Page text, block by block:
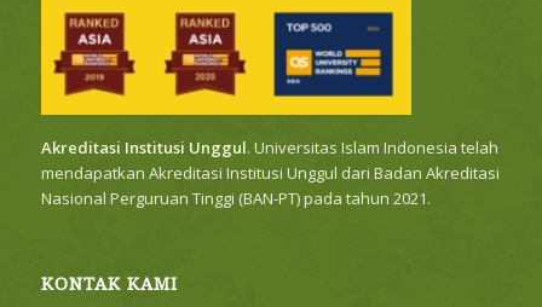
Akreditasi Institusi Unggul. Universitas Islam Indonesia telah
mendapatkan Akreditasi Institusi Unggul dari Badan Akreditasi
Nasional Perguruan Tinggi (BAN-PT) pada tahun 2021.
KONTAK KAMI